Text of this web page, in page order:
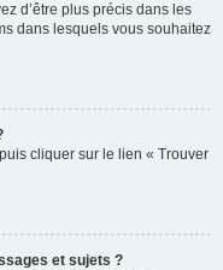
d’être plus précis dans les
dans lesquels vous souhaitez
cliquer sur le lien « Trouver
et sujets ?